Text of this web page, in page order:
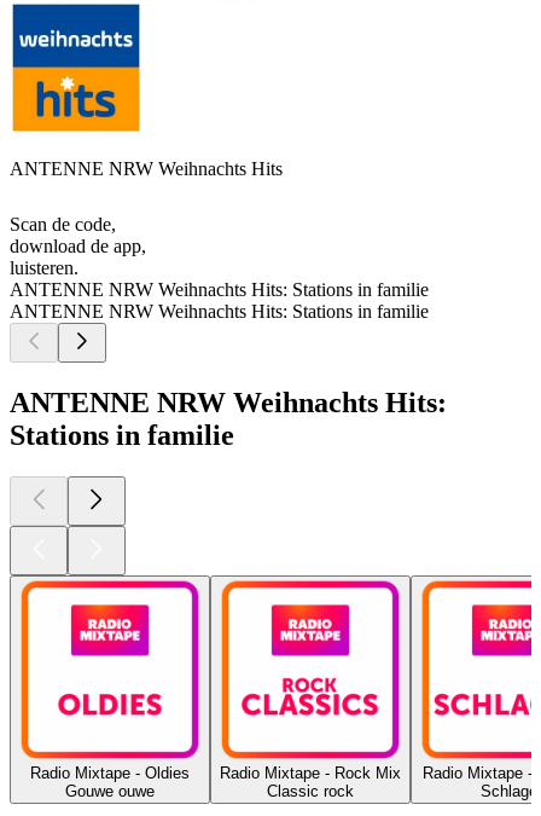
ANTENNE NRW Weihnachts Hits
Scan de code,
download de app,
luisteren.
ANTENNE NRW Weihnachts Hits: Stations in familie
ANTENNE NRW Weihnachts Hits: Stations in familie
ANTENNE NRW Weihnachts Hits:
Stations in familie
Radio Mixtape - Oldies
Gouwe ouwe
Radio Mixtape - Rock Mix
Classic rock
Radio Mixtape -
Schlager